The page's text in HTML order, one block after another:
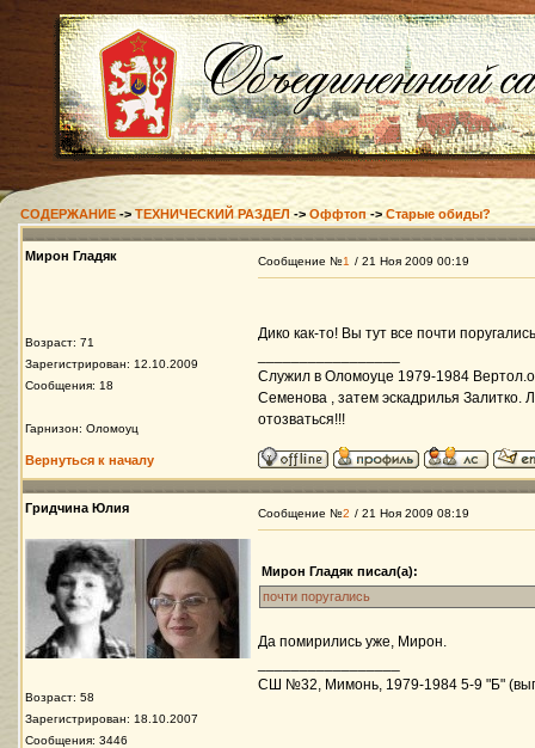
СОДЕРЖАНИЕ ->ТЕХНИЧЕСКИЙ РАЗДЕЛ ->Оффтоп->Старые обиды?
Мирон Гладяк
Возраст: 71
Зарегистрирован: 12.10.2009
Сообщения: 18
Гарнизон: Оломоуц
Сообщение №1 / 21 Ноя 2009 00:19
Дико как-то! Вы тут все почти
Служил в Оломоуце 1979-1984
Семенова , затем эскадрилья
отозваться!!!
Вернуться к началу
Гридчина Юлия
Возраст: 58
Зарегистрирован: 18.10.2007
Сообщения: 3446
Сообщение №2 / 21 Ноя 2009 08:19
Мирон Гладяк писал(а):
почти поругались
Да помирились уже, Мирон.
СШ №32, Мимонь, 1979-1984 5-9 "Б"